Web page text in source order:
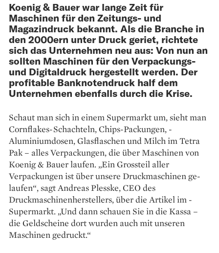
Koenig & Bauer war lange Zeit für
Maschinen für den Zeitungs- und
Magazindruck bekannt. Als die Branche in
den 2000ern unter Druck geriet, richtete
sich das Unternehmen neu aus: Von nun an
sollten Maschinen für den Verpackungs-
und Digitaldruck hergestellt werden. Der
profitable Banknotendruck half dem
Unternehmen ebenfalls durch die Krise.
Schaut man sich in einem Supermarkt um, sieht man
Cornflakes-Schachteln, Chips-Packungen, ­
Aluminiumdosen, Glasflaschen und Milch im Tetra
Pak – alles ­Ver­packungen, die über ­Maschinen von
Koenig & Bauer laufen. „Ein Grossteil aller
Verpackungen ist über unsere Druck­maschinen ge­
laufen“, sagt ­Andreas Plesske, CEO des
Druckmaschinen­herstellers, über die Artikel im ­
Supermarkt. „Und dann schauen Sie in die Kassa –
die Geldscheine dort wurden auch mit unseren
Maschinen gedruckt.“